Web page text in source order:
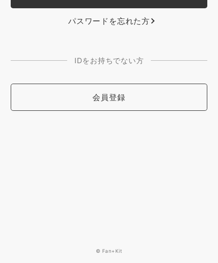
パスワードを忘れた方
IDをお持ちでない方
会員登録
© Fan+Kit